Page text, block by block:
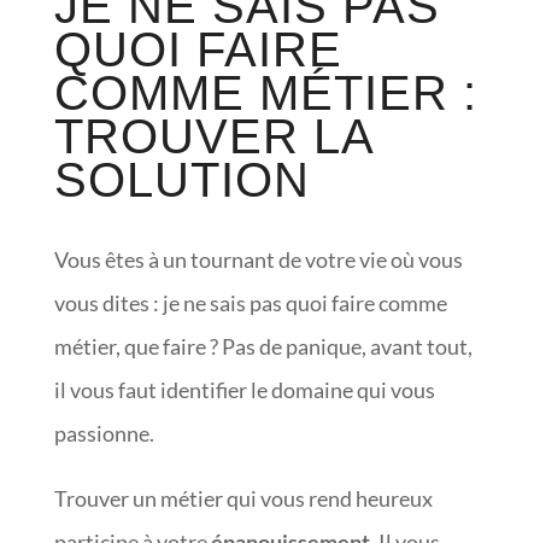
QUOI FAIRE
COMME MÉTIER :
TROUVER LA
SOLUTION
Vous êtes à un tournant de votre vie où vous
vous dites : je ne sais pas quoi faire comme
métier, que faire ? Pas de panique, avant tout,
il vous faut identifier le domaine qui vous
passionne.
Trouver un métier qui vous rend heureux